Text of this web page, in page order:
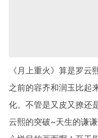
《月上重火》算是罗
之前的容齐和润玉比起
化。不管是又皮又撩还
云熙的突破~天生的谦